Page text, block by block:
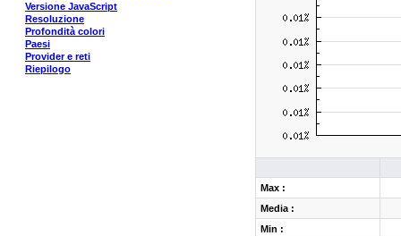
Versione JavaScript
Resoluzione
Profondità colori
Paesi
Provider e reti
Riepilogo
Max :
Media :
Min :